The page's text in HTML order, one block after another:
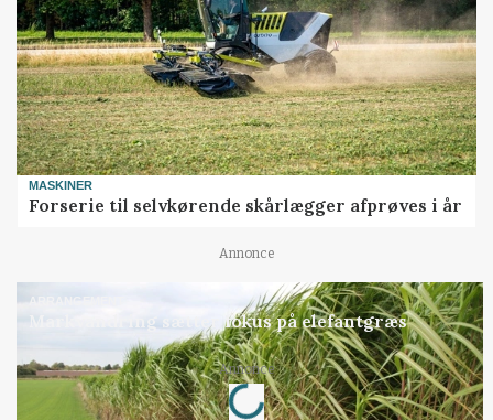
MASKINER
Forserie til selvkørende skårlægger afprøves i år
Annonce
ARRANGEMENT
Markvandring sætter fokus på elefantgræs
Annonce
Loading...